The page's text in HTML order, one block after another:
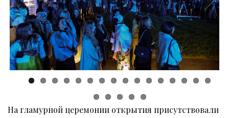
Previous Next
На гламурной церемонии открытия присутствовали